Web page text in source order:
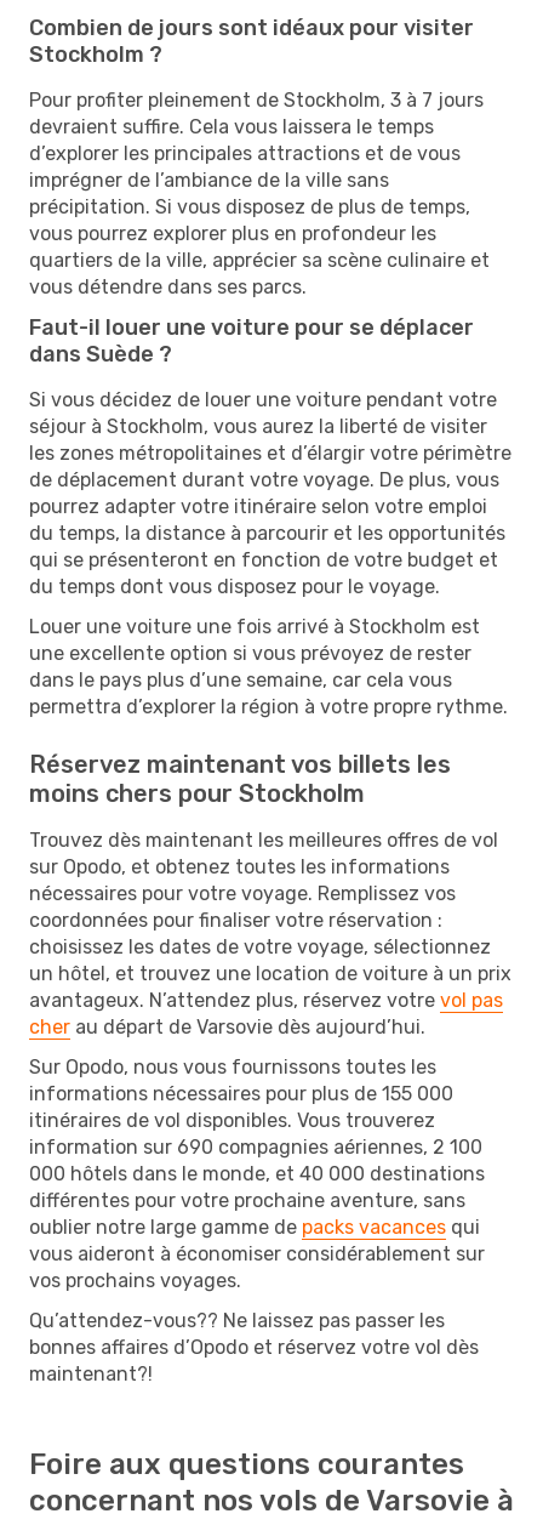
Combien de jours sont idéaux pour visiter
Stockholm ?
Pour profiter pleinement de Stockholm, 3 à 7 jours
devraient suffire. Cela vous laissera le temps
d’explorer les principales attractions et de vous
imprégner de l’ambiance de la ville sans
précipitation. Si vous disposez de plus de temps,
vous pourrez explorer plus en profondeur les
quartiers de la ville, apprécier sa scène culinaire et
vous détendre dans ses parcs.
Faut-il louer une voiture pour se déplacer
dans Suède ?
Si vous décidez de louer une voiture pendant votre
séjour à Stockholm, vous aurez la liberté de visiter
les zones métropolitaines et d’élargir votre périmètre
de déplacement durant votre voyage. De plus, vous
pourrez adapter votre itinéraire selon votre emploi
du temps, la distance à parcourir et les opportunités
qui se présenteront en fonction de votre budget et
du temps dont vous disposez pour le voyage.
Louer une voiture une fois arrivé à Stockholm est
une excellente option si vous prévoyez de rester
dans le pays plus d’une semaine, car cela vous
permettra d’explorer la région à votre propre rythme.
Réservez maintenant vos billets les
moins chers pour Stockholm
Trouvez dès maintenant les meilleures offres de vol
sur Opodo, et obtenez toutes les informations
nécessaires pour votre voyage. Remplissez vos
coordonnées pour finaliser votre réservation :
choisissez les dates de votre voyage, sélectionnez
un hôtel, et trouvez une location de voiture à un prix
avantageux. N’attendez plus, réservez votre vol pas
cher au départ de Varsovie dès aujourd’hui.
Sur Opodo, nous vous fournissons toutes les
informations nécessaires pour plus de 155 000
itinéraires de vol disponibles. Vous trouverez
information sur 690 compagnies aériennes, 2 100
000 hôtels dans le monde, et 40 000 destinations
différentes pour votre prochaine aventure, sans
oublier notre large gamme de packs vacances qui
vous aideront à économiser considérablement sur
vos prochains voyages.
Qu’attendez-vous?? Ne laissez pas passer les
bonnes affaires d’Opodo et réservez votre vol dès
maintenant?!
Foire aux questions courantes
concernant nos vols de Varsovie à